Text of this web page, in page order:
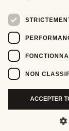
NON
ACCEPTER